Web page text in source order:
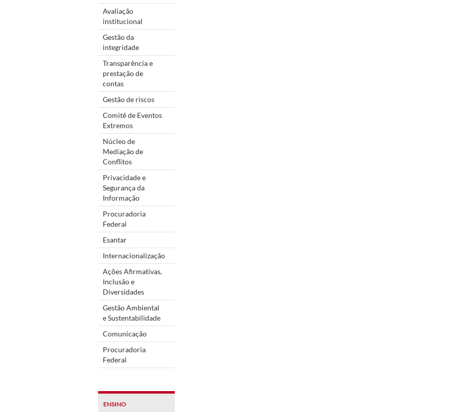
Avaliação
institucional
Gestão da
integridade
Transparência e
prestação de
contas
Gestão de riscos
Comitê de Eventos
Extremos
Núcleo de
Mediação de
Conflitos
Privacidade e
Segurança da
Informação
Procuradoria
Federal
Esantar
Internacionalização
Ações Afirmativas,
Inclusão e
Diversidades
Gestão Ambiental
e Sustentabilidade
Comunicação
Procuradoria
Federal
ENSINO